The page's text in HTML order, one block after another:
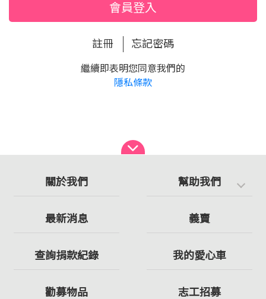
會員登入
註冊 忘記密碼
繼續即表明您同意我們的
隱私條款
關於我們 幫助我們
最新消息 義賣
查詢捐款紀錄 我的愛心車
勸募物品 志工招募